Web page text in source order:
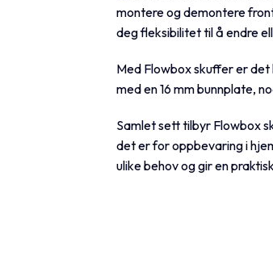
montere og demontere
deg fleksibilitet til å endre
Med Flowbox skuffer er
med en 16 mm bunnplate,
Samlet sett tilbyr Flowbox
det er for oppbevaring i
ulike behov og gir en